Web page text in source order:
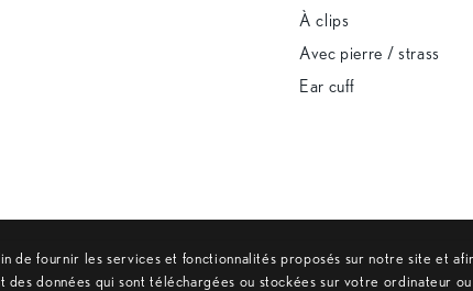
À clips
Avec pierre / strass
Ear cuff
de fournir les services et fonctionnalités proposés sur notre site et
des données qui sont téléchargées ou stockées sur votre ordinateur